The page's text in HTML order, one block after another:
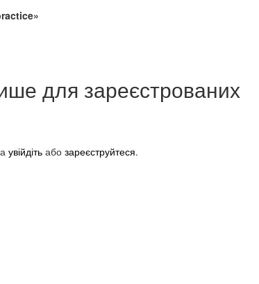
для зареєстрованих
увійдіть або зареєструйтеся.